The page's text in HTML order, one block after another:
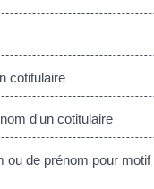
cotitulaire
d'un cotitulaire
ou de prénom pour motif